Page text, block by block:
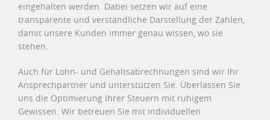
eingehalten werden. Dabei setzen wir auf eine
transparente und verständliche Darstellung der Zahlen,
damit unsere Kunden immer genau wissen, wo sie
stehen.
Auch für Lohn- und Gehaltsabrechnungen sind wir Ihr
Ansprechpartner und unterstützen Sie. Überlassen Sie
uns die Optimierung Ihrer Steuern mit ruhigem
Gewissen. Wir betreuen Sie mit individuellen